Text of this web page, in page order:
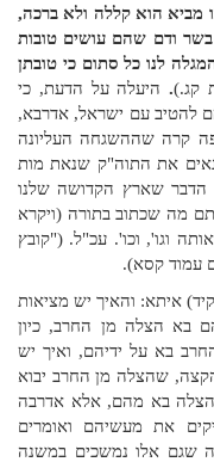
מביא הוא קללה ולא ברכה,
בשר ודם שהם עושים טובות
לנו כל סתום כי טובתן
קג.). היעלה על הדעת, כי
להטיב עם ישראל, אדרבא,
קרה שההשגחה העליונה
את התוה"ק שנאת מות
הדבר שארץ הקדושה שלנו
מה שכתוב בתורה (ויקרא
וגו', וכו'. עכ"ל. ("קובץ
עמוד קסא).
איתא: והאיך יש מציאות
בא הצלה מן החרב, כיון
בא על ידיהם, ואיך יש
שהצלה מן החרב יבוא
הצלה בא מהם, אלא אדרבה
את מעשיהם ואומרים
שגם אלו נמשכים במשנה